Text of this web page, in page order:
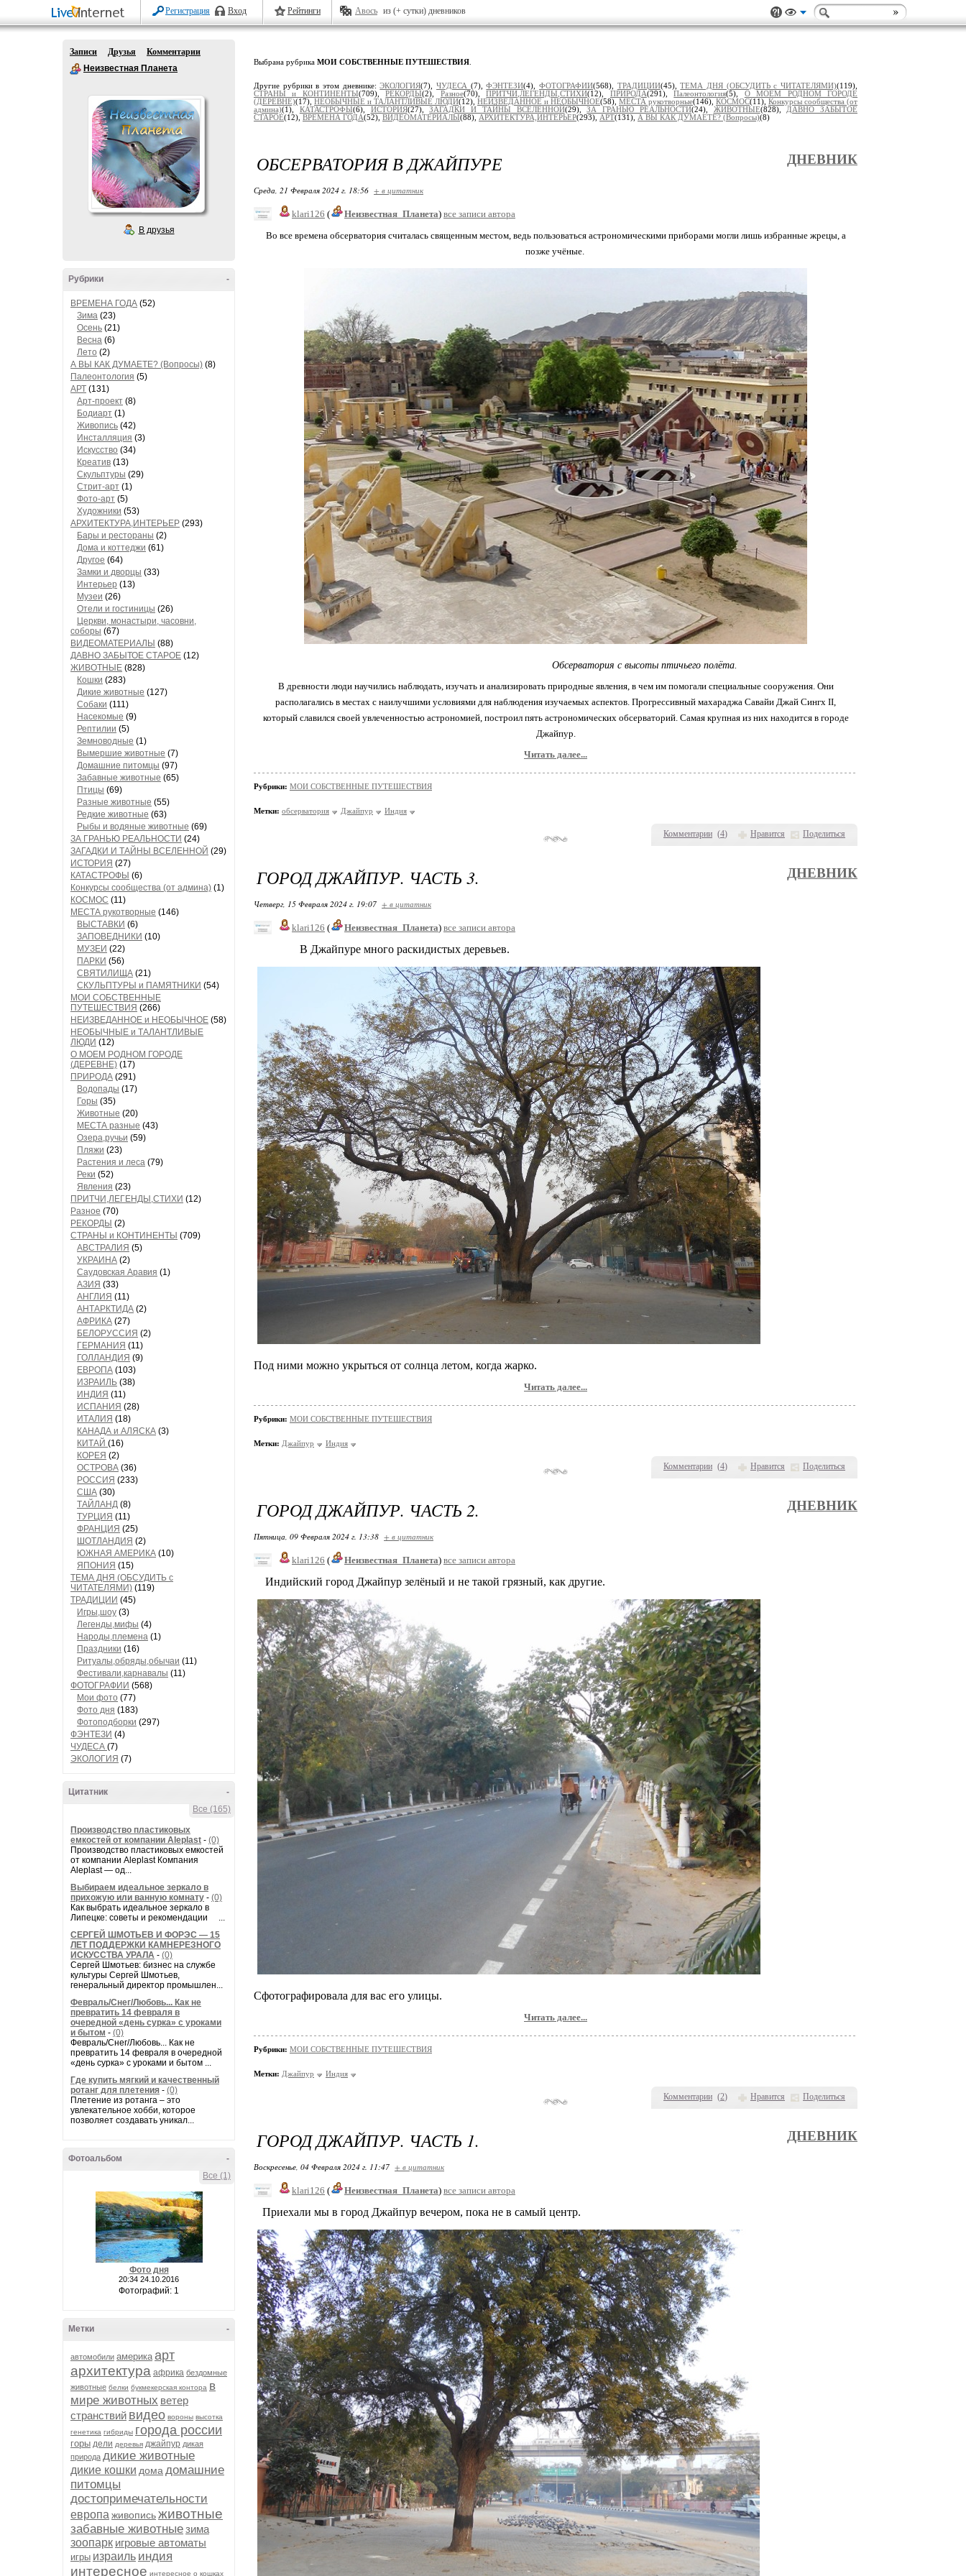
Регистрация Вход Рейтинги Авось из (+ сутки) дневников
Записи Друзья
Комментарии
Неизвестная Планета
В друзья
-
Рубрики
ВРЕМЕНА ГОДА (52)
Зима (23)
Осень (21)
Весна (6)
Лето (2)
А ВЫ КАК ДУМАЕТЕ? (Вопросы) (8)
Палеонтология (5)
АРТ (131)
Арт-проект (8)
Бодиарт (1)
Живопись (42)
Инсталляция (3)
Искусство (34)
Креатив (13)
Скульптуры (29)
Стрит-арт (1)
Фото-арт (5)
Художники (53)
АРХИТЕКТУРА,ИНТЕРЬЕР (293)
Бары и рестораны (2)
Дома и коттеджи (61)
Другое (64)
Замки и дворцы (33)
Интерьер (13)
Музеи (26)
Отели и гостиницы (26)
Церкви, монастыри, часовни,
соборы (67)
ВИДЕОМАТЕРИАЛЫ (88)
ДАВНО ЗАБЫТОЕ СТАРОЕ (12)
ЖИВОТНЫЕ (828)
Кошки (283)
Дикие животные (127)
Собаки (111)
Насекомые (9)
Рептилии (5)
Земноводные (1)
Вымершие животные (7)
Домашние питомцы (97)
Забавные животные (65)
Птицы (69)
Разные животные (55)
Редкие животные (63)
Рыбы и водяные животные (69)
ЗА ГРАНЬЮ РЕАЛЬНОСТИ (24)
ЗАГАДКИ И ТАЙНЫ ВСЕЛЕННОЙ (29)
ИСТОРИЯ (27)
КАТАСТРОФЫ (6)
Конкурсы сообщества (от админа) (1)
КОСМОС (11)
МЕСТА рукотворные (146)
ВЫСТАВКИ (6)
ЗАПОВЕДНИКИ (10)
МУЗЕИ (22)
ПАРКИ (56)
СВЯТИЛИЩА (21)
СКУЛЬПТУРЫ и ПАМЯТНИКИ (54)
МОИ СОБСТВЕННЫЕ
ПУТЕШЕСТВИЯ (266)
НЕИЗВЕДАННОЕ и НЕОБЫЧНОЕ (58)
НЕОБЫЧНЫЕ и ТАЛАНТЛИВЫЕ
ЛЮДИ (12)
О МОЕМ РОДНОМ ГОРОДЕ
(ДЕРЕВНЕ) (17)
ПРИРОДА (291)
Водопады (17)
Горы (35)
Животные (20)
МЕСТА разные (43)
Озера,ручьи (59)
Пляжи (23)
Растения и леса (79)
Реки (52)
Явления (23)
ПРИТЧИ,ЛЕГЕНДЫ,СТИХИ (12)
Разное (70)
РЕКОРДЫ (2)
СТРАНЫ и КОНТИНЕНТЫ (709)
АВСТРАЛИЯ (5)
УКРАИНА (2)
Саудовская Аравия (1)
АЗИЯ (33)
АНГЛИЯ (11)
АНТАРКТИДА (2)
АФРИКА (27)
БЕЛОРУССИЯ (2)
ГЕРМАНИЯ (11)
ГОЛЛАНДИЯ (9)
ЕВРОПА (103)
ИЗРАИЛЬ (38)
ИНДИЯ (11)
ИСПАНИЯ (28)
ИТАЛИЯ (18)
КАНАДА и АЛЯСКА (3)
КИТАЙ (16)
КОРЕЯ (2)
ОСТРОВА (36)
РОССИЯ (233)
США (30)
ТАЙЛАНД (8)
ТУРЦИЯ (11)
ФРАНЦИЯ (25)
ШОТЛАНДИЯ (2)
ЮЖНАЯ АМЕРИКА (10)
ЯПОНИЯ (15)
ТЕМА ДНЯ (ОБСУДИТЬ с
ЧИТАТЕЛЯМИ) (119)
ТРАДИЦИИ (45)
Игры,шоу (3)
Легенды,мифы (4)
Народы,племена (1)
Праздники (16)
Ритуалы,обряды,обычаи (11)
Фестивали,карнавалы (11)
ФОТОГРАФИИ (568)
Мои фото (77)
Фото дня (183)
Фотоподборки (297)
ФЭНТЕЗИ (4)
ЧУДЕСА (7)
ЭКОЛОГИЯ (7)
-
Цитатник
Все (165)
Производство пластиковых
емкостей от компании Aleplast - (0)
Производство пластиковых емкостей
от компании Aleplast Компания
Aleplast — од...
Выбираем идеальное зеркало в
прихожую или ванную комнату - (0)
Как выбрать идеальное зеркало в
Липецке: советы и рекомендации ...
СЕРГЕЙ ШМОТЬЕВ И ФОРЭС — 15
ЛЕТ ПОДДЕРЖКИ КАМНЕРЕЗНОГО
ИСКУССТВА УРАЛА - (0)
Сергей Шмотьев: бизнес на службе
культуры Сергей Шмотьев,
генеральный директор промышлен...
Февраль/Снег/Любовь... Как не
превратить 14 февраля в
очередной «день сурка» с уроками
и бытом - (0)
Февраль/Снег/Любовь... Как не
превратить 14 февраля в очередной
«день сурка» с уроками и бытом ...
Где купить мягкий и качественный
ротанг для плетения - (0)
Плетение из ротанга – это
увлекательное хобби, которое
позволяет создавать уникал...
-
Фотоальбом
Все (1)
Фото дня
20:34 24.10.2016
Фотографий: 1
-
Метки
автомобили америка арт
архитектура африка бездомные
животные белки букмекерская контора в
мире животных ветер
странствий видео вороны высотка
генетика гибриды города россии
горы дели деревья джайпур дикая
природа дикие животные
дикие кошки дома домашние
питомцы
достопримечательности
европа живописьживотные
забавные животныезима
зоопарк игровые автоматы
игры израиль индия
интересное интересное о кошках
Выбрана рубрика МОИ СОБСТВЕННЫЕ ПУТЕШЕСТВИЯ
Другие рубрики в этом дневнике:ЭКОЛОГИЯ(7),ЧУДЕСА (7),ФЭНТЕЗИ(4),ФОТОГРАФИИ(568), ТРАДИЦИИ(45),ТЕМА ДНЯ (ОБСУДИТЬ с ЧИТАТЕЛЯМИ)(119),
СТРАНЫ и КОНТИНЕНТЫ(709),РЕКОРДЫ(2), Разное(70),ПРИТЧИ,ЛЕГЕНДЫ,СТИХИ(12), ПРИРОДА(291),Палеонтология(5), О МОЕМ РОДНОМ ГОРОДЕ
(ДЕРЕВНЕ)(17), НЕОБЫЧНЫЕ и ТАЛАНТЛИВЫЕ ЛЮДИ(12), НЕИЗВЕДАННОЕ и НЕОБЫЧНОЕ(58), МЕСТА рукотворные(146), КОСМОС(11), Конкурсы сообщества (от
админа)(1), КАТАСТРОФЫ(6), ИСТОРИЯ(27),ЗАГАДКИ И ТАЙНЫ ВСЕЛЕННОЙ(29),ЗА ГРАНЬЮ РЕАЛЬНОСТИ(24), ЖИВОТНЫЕ(828), ДАВНО ЗАБЫТОЕ
СТАРОЕ(12), ВРЕМЕНА ГОДА(52), ВИДЕОМАТЕРИАЛЫ(88), АРХИТЕКТУРА,ИНТЕРЬЕР(293), АРТ(131), А ВЫ КАК ДУМАЕТЕ? (Вопросы)(8)
Комментарии (4) Нравится Поделиться
ОБСЕРВАТОРИЯ В ДЖАЙПУРЕ ДНЕВНИК
Среда, 21 Февраля 2024 г. 18:56 + в цитатник
klari126 ( Неизвестная_Планета) все записи автора
Во все времена обсерватория считалась священным местом, ведь пользоваться астрономическими приборами могли лишь избранные жрецы, а
позже учёные.
Обсерватория с высоты птичьего полёта.
В древности люди научились наблюдать, изучать и анализировать природные явления, в чем им помогали специальные сооружения. Они
располагались в местах с наилучшими условиями для наблюдения изучаемых аспектов. Прогрессивный махараджа Савайи Джай Сингх II,
который славился своей увлеченностью астрономией, построил пять астрономических обсерваторий. Самая крупная из них находится в городе
Джайпур.
Читать далее...
Рубрики: МОИ СОБСТВЕННЫЕ ПУТЕШЕСТВИЯ
Метки: обсерватория Джайпур Индия
Комментарии (4) Нравится Поделиться
ГОРОД ДЖАЙПУР. ЧАСТЬ 3. ДНЕВНИК
Четверг, 15 Февраля 2024 г. 19:07 + в цитатник
klari126 ( Неизвестная_Планета) все записи автора
В Джайпуре много раскидистых деревьев.
Под ними можно укрыться от солнца летом, когда жарко.
Читать далее...
Рубрики: МОИ СОБСТВЕННЫЕ ПУТЕШЕСТВИЯ
Метки: Джайпур Индия
Комментарии (2) Нравится Поделиться
ГОРОД ДЖАЙПУР. ЧАСТЬ 2. ДНЕВНИК
Пятница, 09 Февраля 2024 г. 13:38 + в цитатник
klari126 ( Неизвестная_Планета) все записи автора
Индийский город Джайпур зелёный и не такой грязный, как другие.
Сфотографировала для вас его улицы.
Читать далее...
Рубрики: МОИ СОБСТВЕННЫЕ ПУТЕШЕСТВИЯ
Метки: Джайпур Индия
ГОРОД ДЖАЙПУР. ЧАСТЬ 1. ДНЕВНИК
Воскресенье, 04 Февраля 2024 г. 11:47 + в цитатник
klari126 ( Неизвестная_Планета) все записи автора
Приехали мы в город Джайпур вечером, пока не в самый центр.